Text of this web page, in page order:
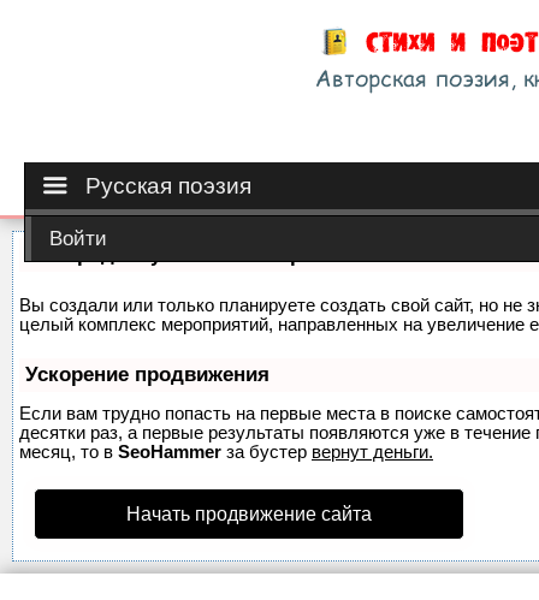
Русская поэзия
Войти
Вы создали или только планируете создать свой сайт, но не
целый комплекс мероприятий, направленных на увеличение
Ускорение продвижения
Если вам трудно попасть на первые места в поиске
десятки раз, а первые результаты появляются уже в
месяц, то в SeoHammer за бустер вернут деньги.
Начать продвижение сайта